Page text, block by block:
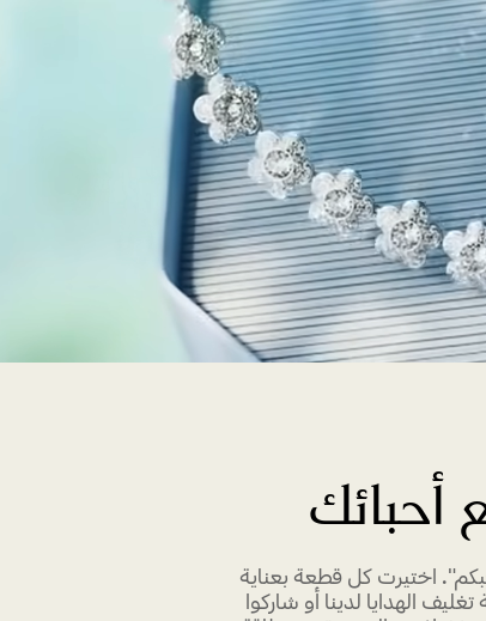
أحبائك
اختيرت كل قطعة بعناية
الهدايا لدينا أو شاركوا